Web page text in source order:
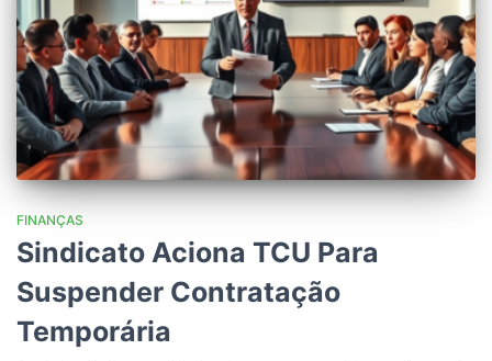
FINANÇAS
Sindicato Aciona TCU Para
Suspender Contratação
Temporária